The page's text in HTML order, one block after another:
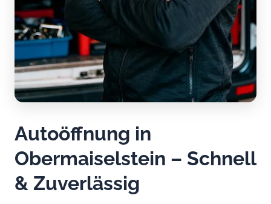
Autoöffnung in
Obermaiselstein – Schnell
& Zuverlässig